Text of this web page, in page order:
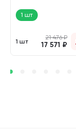
1 шт
1 шт
21 476₽
17 571 ₽